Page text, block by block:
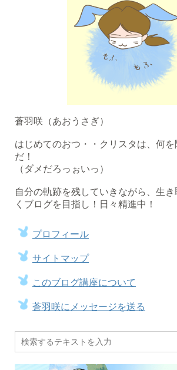
蒼羽咲（あおうさぎ）
はじめてのおつ・・クリスタは、何を
だ！
（ダメだろっぉいっ）
自分の軌跡を残していきながら、生
くブログを目指し！日々精進中！
プロフィール
サイトマップ
このブログ講座について
蒼羽咲にメッセージを送る